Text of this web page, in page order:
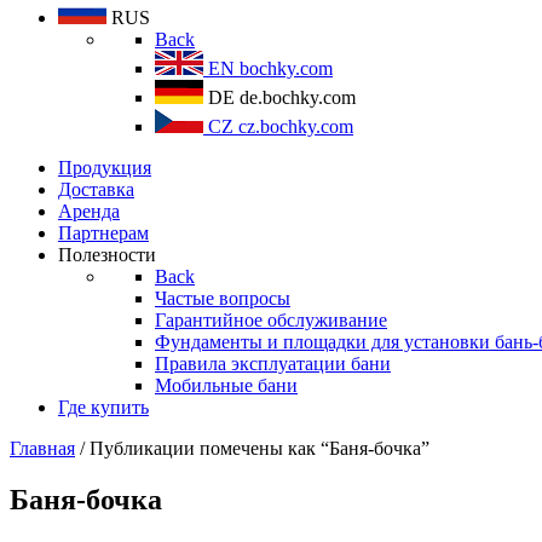
RUS
Back
EN bochky.com
DE de.bochky.com
CZ cz.bochky.com
Продукция
Доставка
Аренда
Партнерам
Полезности
Back
Частые вопросы
Гарантийное обслуживание
Фундаменты и площадки для установки бань-
Правила эксплуатации бани
Мобильные бани
Где купить
Главная / Публикации помечены как “Баня-бочка”
Баня-бочка